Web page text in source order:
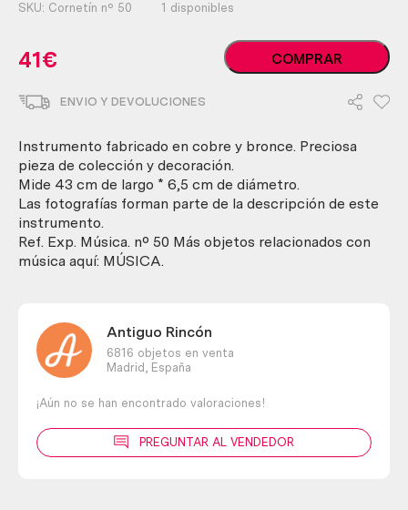
SKU: Cornetín nº 50 1 disponibles
41€
Cornetín
antiguo
bronce.
Instrumento
musical.
cantidad
COMPRAR
ENVIO Y DEVOLUCIONES
Instrumento fabricado en cobre y bronce. Preciosa
pieza de colección y decoración.
Mide 43 cm de largo * 6,5 cm de diámetro.
Las fotografías forman parte de la descripción de este
instrumento.
Ref. Exp. Música. nº 50 Más objetos relacionados con
música aquí: MÚSICA.
Antiguo Rincón
6816 objetos en venta
Madrid,
España
¡Aún no se han encontrado valoraciones!
PREGUNTAR AL VENDEDOR